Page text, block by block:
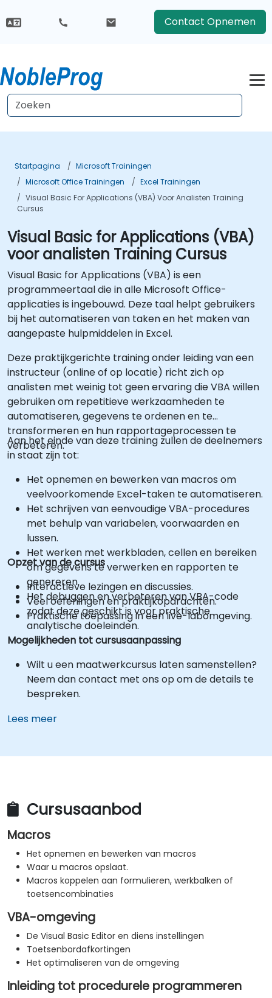
Contact Opnemen
Startpagina
Microsoft Trainingen
Microsoft Office Trainingen
Excel Trainingen
Visual Basic For Applications (VBA) Voor Analisten Training
Cursus
Visual Basic for Applications (VBA)
voor analisten Training Cursus
Visual Basic for Applications (VBA) is een
programmeertaal die in alle Microsoft Office-
applicaties is ingebouwd. Deze taal helpt gebruikers
bij het automatiseren van taken en het maken van
aangepaste hulpmiddelen in Excel.
Deze praktijkgerichte training onder leiding van een
instructeur (online of op locatie) richt zich op
analisten met weinig tot geen ervaring die VBA willen
gebruiken om repetitieve werkzaamheden te
automatiseren, gegevens te ordenen en te
transformeren en hun rapportageprocessen te
verbeteren.
Aan het einde van deze training zullen de deelnemers
in staat zijn tot:
Het opnemen en bewerken van macros om
veelvoorkomende Excel-taken te automatiseren.
Het schrijven van eenvoudige VBA-procedures
met behulp van variabelen, voorwaarden en
lussen.
Het werken met werkbladen, cellen en bereiken
om gegevens te verwerken en rapporten te
genereren.
Het debuggen en verbeteren van VBA-code
zodat deze geschikt is voor praktische
analytische doeleinden.
Opzet van de cursus
Interactieve lezingen en discussies.
Veel oefeningen en praktijkopdrachten.
Praktische toepassing in een live-labomgeving.
Mogelijkheden tot cursusaanpassing
Wilt u een maatwerkcursus laten samenstellen?
Neem dan contact met ons op om de details te
bespreken.
Lees meer
Cursusaanbod
Macros
Het opnemen en bewerken van macros
Waar u macros opslaat.
Macros koppelen aan formulieren, werkbalken of
toetsencombinaties
VBA-omgeving
De Visual Basic Editor en diens instellingen
Toetsenbordafkortingen
Het optimaliseren van de omgeving
Inleiding tot procedurele programmeren